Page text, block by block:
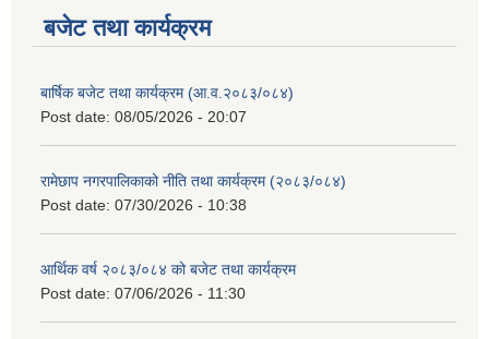
बजेट तथा कार्यक्रम
बार्षिक बजेट तथा कार्यक्रम (आ.व.२०८३/०८४)
Post date: 08/05/2026 - 20:07
रामेछाप नगरपालिकाको नीति तथा कार्यक्रम (२०८३/०८४)
Post date: 07/30/2026 - 10:38
आर्थिक वर्ष २०८३/०८४ को बजेट तथा कार्यक्रम
Post date: 07/06/2026 - 11:30